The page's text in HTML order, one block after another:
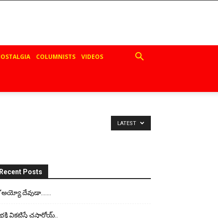
COLUMNISTS VIDEOS
LATEST
Recent Posts
దేవుడా…….
విక‌టిస్తే చ‌స్తార్రోయ్‌..